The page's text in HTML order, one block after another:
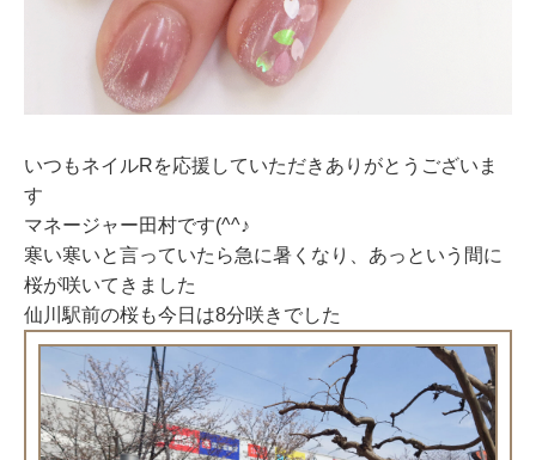
いつもネイルRを応援していただきありがとうございま
す
マネージャー田村です(^^♪
寒い寒いと言っていたら急に暑くなり、あっという間に
桜が咲いてきました
仙川駅前の桜も今日は8分咲きでした